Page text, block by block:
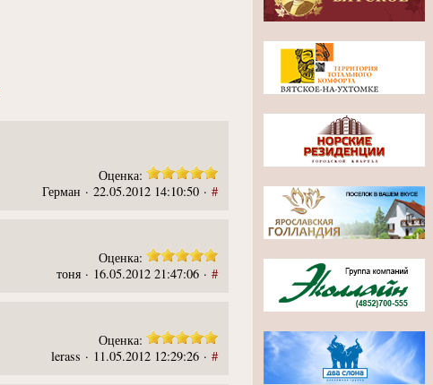
Оценка:
Герман · 22.05.2012 14:10:50 · #
Оценка:
тоня · 16.05.2012 21:47:06 · #
Оценка:
lerass · 11.05.2012 12:29:26 · #